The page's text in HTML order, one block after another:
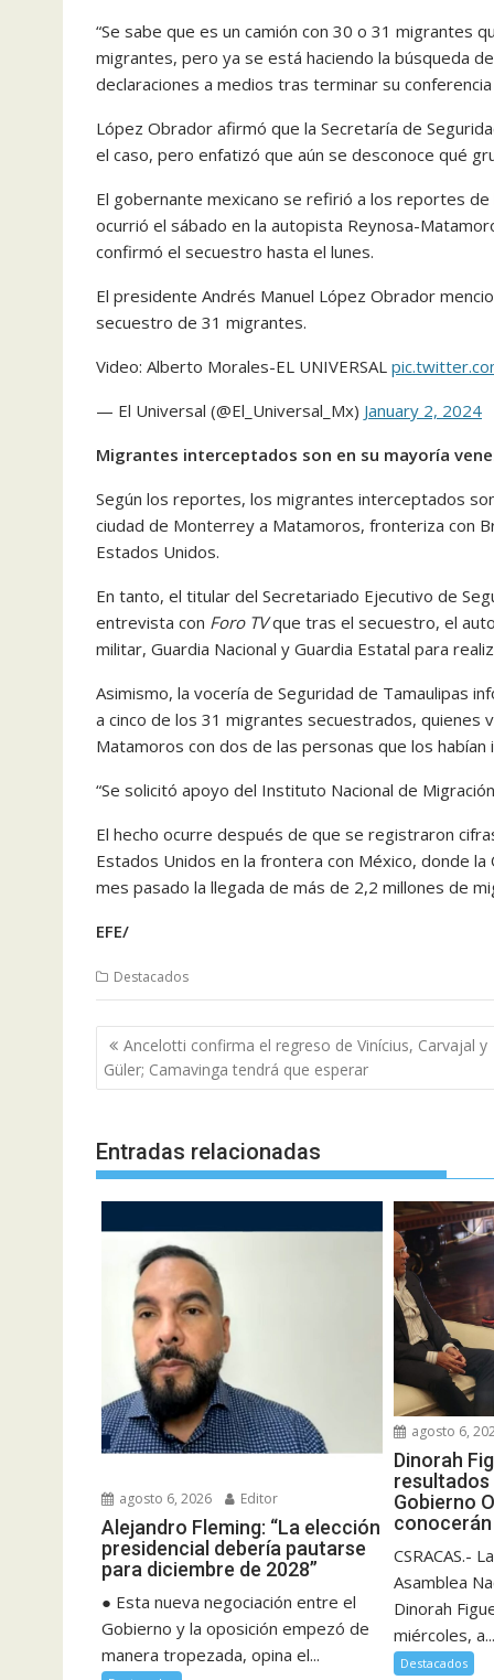
“Se sabe que es un camión con 30 o 31 migrantes
migrantes, pero ya se está haciendo la búsqueda
declaraciones a medios tras terminar su
López Obrador afirmó que la Secretaría de
el caso, pero enfatizó que aún se desconoce qué
El gobernante mexicano se refirió a los reportes
ocurrió el sábado en la autopista Reynosa-
confirmó el secuestro hasta el lunes.
El presidente Andrés Manuel López Obrador
secuestro de 31 migrantes.
Video: Alberto Morales-EL UNIVERSAL
— El Universal (@El_Universal_Mx) January 2, 2024
Migrantes interceptados son en su mayoría
Según los reportes, los migrantes interceptados
ciudad de Monterrey a Matamoros, fronteriza con
Estados Unidos.
En tanto, el titular del Secretariado Ejecutivo de
entrevista con Foro TVque tras el secuestro, el
militar, Guardia Nacional y Guardia Estatal para
Asimismo, la vocería de Seguridad de Tamaulipas
a cinco de los 31 migrantes secuestrados, quienes
Matamoros con dos de las personas que los
“Se solicitó apoyo del Instituto Nacional de
El hecho ocurre después de que se registraron
Estados Unidos en la frontera con México, donde
mes pasado la llegada de más de 2,2 millones de
EFE/
Destacados
Navegación
de
entradas
Ancelotti confirma el regreso de Vinícius, Carvajal y
Güler; Camavinga tendrá que esperar
Entradas relacionadas
agosto 6, 2026 Editor
Alejandro Fleming: “La elección
presidencial debería pautarse
para diciembre de 2028”
● Esta nueva negociación entre el
Gobierno y la oposición empezó de
manera tropezada, opina el...
agosto 6,
Dinorah
resultados
Gobierno
CSRACAS.-
Asamblea
Dinorah
miércoles, a...
Destacados